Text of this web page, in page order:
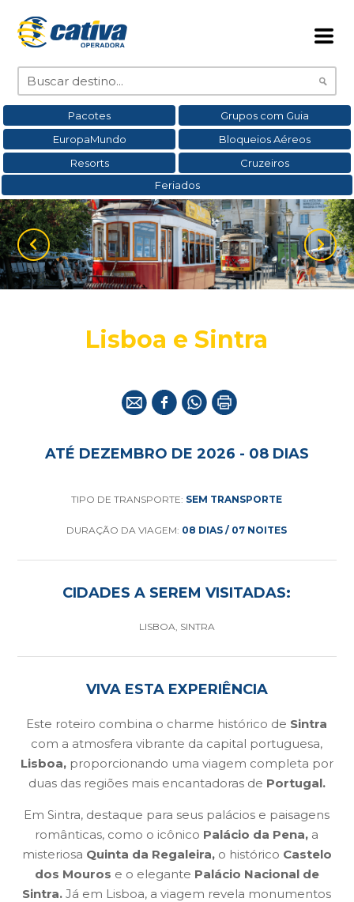
Pacotes
Grupos com Guia
EuropaMundo
Bloqueios Aéreos
Resorts
Cruzeiros
Feriados
Lisboa e Sintra
ATÉ DEZEMBRO DE 2026 - 08 DIAS
TIPO DE TRANSPORTE: SEM TRANSPORTE
DURAÇÃO DA VIAGEM: 08 DIAS / 07 NOITES
CIDADES A SEREM VISITADAS:
LISBOA, SINTRA
VIVA ESTA EXPERIÊNCIA
Este roteiro combina o charme histórico de Sintra
com a atmosfera vibrante da capital portuguesa,
Lisboa,proporcionando uma viagem completa por
duas das regiões mais encantadoras de Portugal.
Em Sintra, destaque para seus palácios e paisagens
românticas, como o icônico Palácio da Pena, a
misteriosa Quinta da Regaleira,o histórico Castelo
dos Mouros e o elegante Palácio Nacional de
Sintra. Já em Lisboa, a viagem revela monumentos